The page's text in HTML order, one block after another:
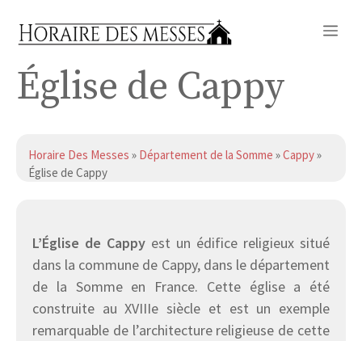
Église de Cappy
Horaire Des Messes » Département de la Somme »Cappy»
Église de Cappy
L’Église de Cappy est un édifice religieux situé
dans la commune de Cappy, dans le département
de la Somme en France. Cette église a été
construite au XVIIIe siècle et est un exemple
remarquable de l’architecture religieuse de cette